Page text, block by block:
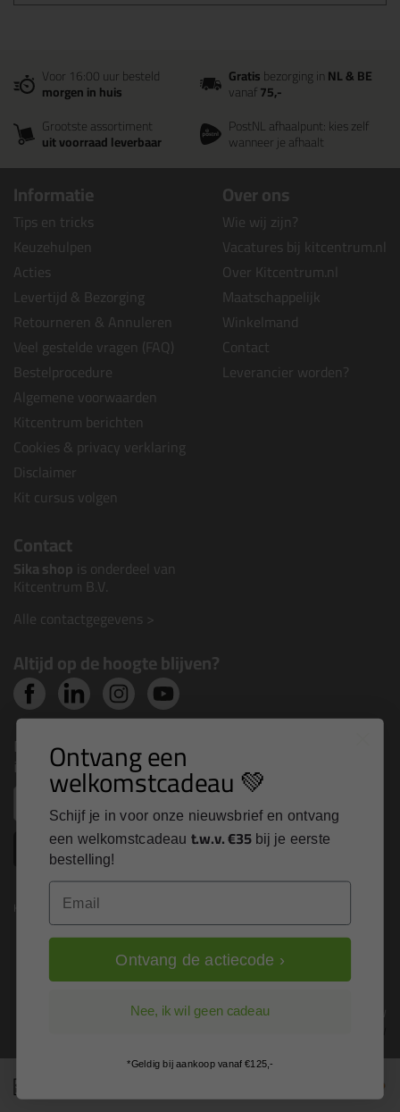
Voor 16:00 uur besteld
morgen in huis
Gratisbezorging inNL & BE
vanaf75,-
Grootste assortiment
uit voorraad leverbaar
PostNL afhaalpunt: kies zelf
wanneer je afhaalt
Informatie
Tips en tricks
Keuzehulpen
Acties
Levertijd & Bezorging
Retourneren & Annuleren
Veel gestelde vragen (FAQ)
Bestelprocedure
Algemene voorwaarden
Kitcentrum berichten
Cookies & privacy verklaring
Disclaimer
Kit cursus volgen
Over ons
Wie wij zijn?
Vacatures bij kitcentrum.nl
Over Kitcentrum.nl
Maatschappelijk
Winkelmand
Contact
Leverancier worden?
Contact
Sika shop is onderdeel van
Kitcentrum B.V.
Alle contactgegevens >
Altijd op de hoogte blijven?
Nieuws, tips en exclusieve deals rechtstreeks in je
inbox
Inschrijven
Kitcentrum is trots op:
Alle prijzen zijn in EURO en excl. 21% BTW
Ontvang een
welkomstcadeau 💚
Schijf je in voor onze nieuwsbrief en ontvang
een welkomstcadeau t.w.v. €35 bij je eerste
bestelling!
Email
Ontvang de actiecode ›
Nee, ik wil geen cadeau
*Geldig bij aankoop vanaf €125,-